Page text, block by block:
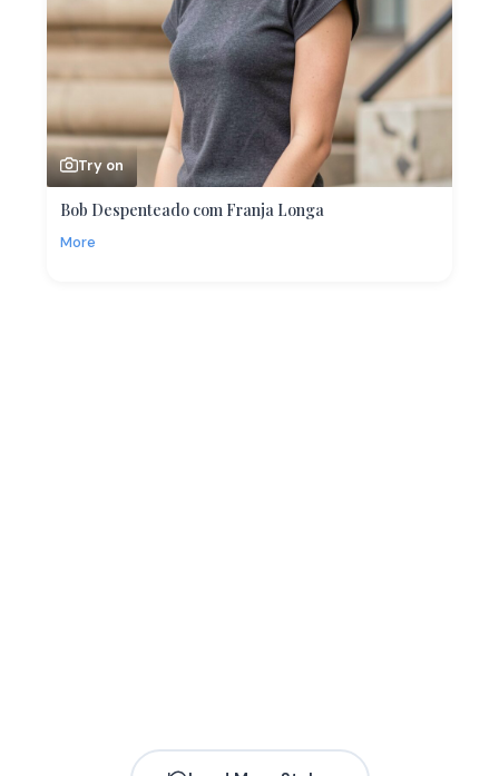
Try on
Bob Despenteado com Franja Longa
More